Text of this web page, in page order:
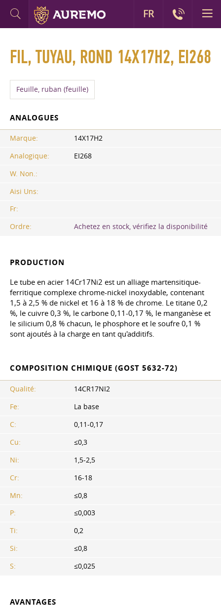
FIL, TUYAU, ROND 14X17H2, EI268
Feuille, ruban (feuille)
ANALOGUES
Marque:
14X17H2
Analogique:
EI268
W. Non.:
Aisi Uns:
Fr:
Ordre:
Achetez en stock, vérifiez la disponibilité
PRODUCTION
Le tube en acier 14Cr17Ni2 est un alliage martensitique-
ferritique complexe chrome-nickel inoxydable, contenant
1,5 à 2,5 % de nickel et 16 à 18 % de chrome. Le titane 0,2
%, le cuivre 0,3 %, le carbone 0,11-0,17 %, le manganèse et
le silicium 0,8 % chacun, le phosphore et le soufre 0,1 %
sont ajoutés à la charge en tant qu'additifs.
COMPOSITION CHIMIQUE (GOST 5632-72)
Qualité:
14CR17NI2
Fe:
La base
C:
0,11-0,17
Cu:
≤0,3
Ni:
1,5-2,5
Cr:
16-18
Mn:
≤0,8
P:
≤0,003
Ti:
0,2
Si:
≤0,8
S:
≤0,025
AVANTAGES
FR